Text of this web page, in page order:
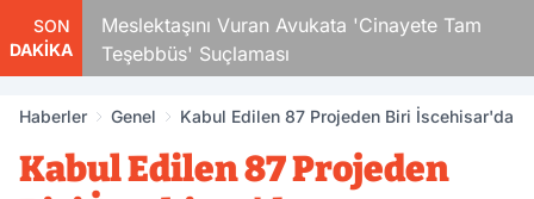
SON
DAKİKA
Meslektaşını Vuran Avukata 'Cinayete Tam
Teşebbüs' Suçlaması
Haberler Genel Kabul Edilen 87 Projeden Biri İscehisar'da
Kabul Edilen 87 Projeden